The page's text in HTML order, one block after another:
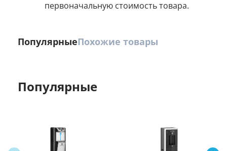
первоначальную стоимость товара.
ПопулярныеПохожие товары
Популярные